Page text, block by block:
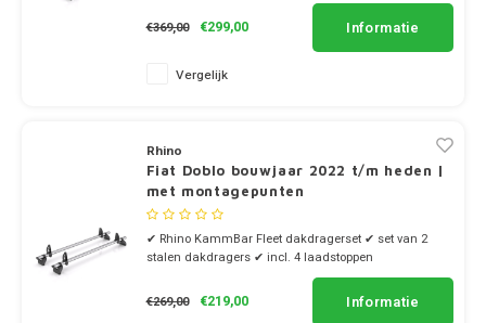
€369,00
€299,00 Informatie
Vergelijk
Rhino
Fiat Doblo bouwjaar 2022 t/m heden |
met montagepunten
✔ Rhino KammBar Fleet dakdragerset ✔ set van 2
stalen dakdragers ✔ incl. 4 laadstoppen
€269,00 €219,00 Informatie